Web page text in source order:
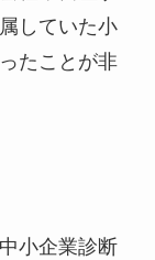
していた小
たことが非
小企業診断